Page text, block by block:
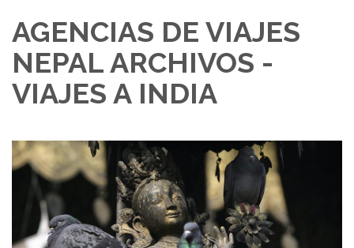
AGENCIAS DE VIAJES
NEPAL ARCHIVOS -
VIAJES A INDIA